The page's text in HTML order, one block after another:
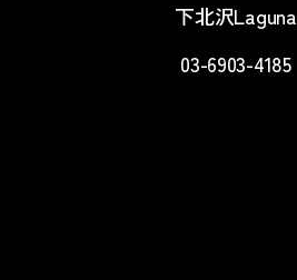
下北沢Laguna
03-6903-4185